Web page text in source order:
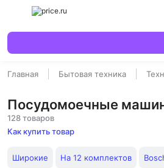
Главная Бытовая техника
Посудомоечные
128 товаров
Как купить товар
Широкие На 12 комплектов